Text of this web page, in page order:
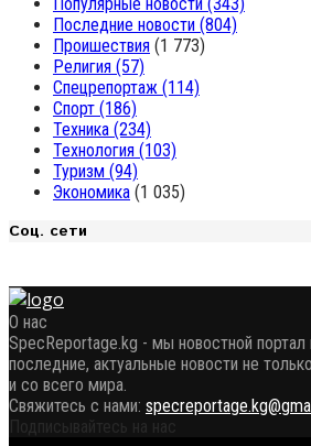
Последние новости (804)
Проишествия (1 773)
Религия (57)
Спецрепортаж (114)
Спорт (186)
Техника (234)
Технология (103)
Туризм (94)
Экономика (1 035)
Соц. сети
О нас
SpecReportage.kg - мы новостной портал
последние, актуальные новости не
и со всего мира.
Свяжитесь с нами:
Подписывайтесь на нас